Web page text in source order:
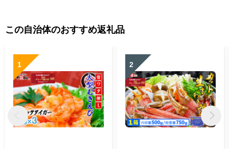
この自治体のおすすめ返礼品
1 2